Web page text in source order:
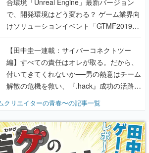
【田中圭一連載：サイバーコネクトツー
編】すべての責任はオレが取る。だから、
付いてきてくれないか──男の熱意はチーム
解散の危機を救い、『.hack』成功の活路を
開く。業界の快男児・松山 洋に流れる血は
『少年ジャンプ』色だった【若ゲのいた
り】
クリエイターの青春〜の記事一覧